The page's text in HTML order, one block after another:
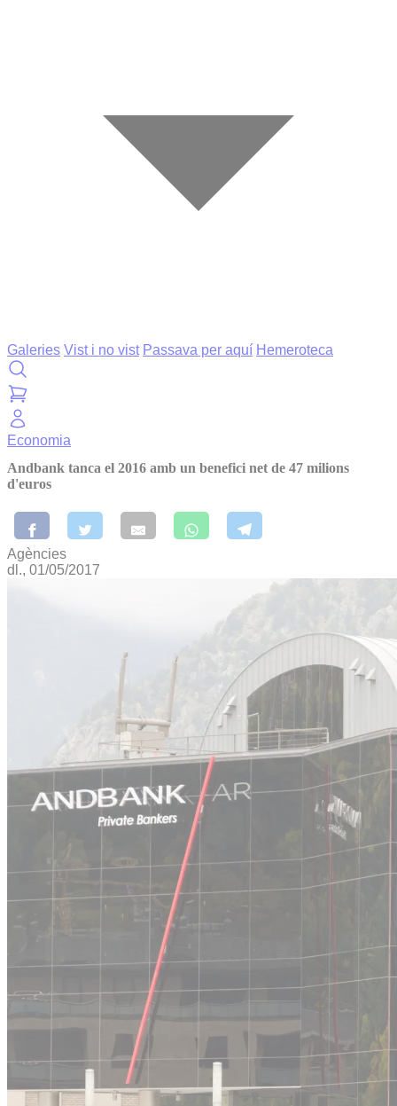
Galeries Vist i no vist Passava per aquí Hemeroteca
Economia
Andbank tanca el 2016 amb un benefici net de 47 milions
d'euros
Agències
dl., 01/05/2017